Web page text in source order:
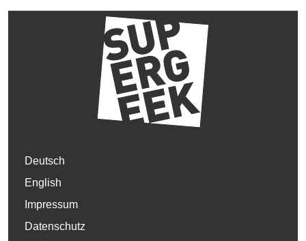
Deutsch
English
Impressum
Datenschutz